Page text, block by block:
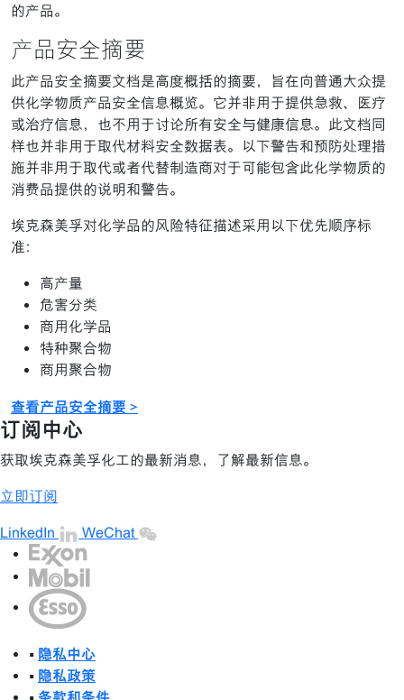
的产品。
产品安全摘要
此产品安全摘要文档是高度概括的摘要，旨在向普通大众提
供化学物质产品安全信息概览。它并非用于提供急救、医疗
或治疗信息，也不用于讨论所有安全与健康信息。此文档同
样也并非用于取代材料安全数据表。以下警告和预防处理措
施并非用于取代或者代替制造商对于可能包含此化学物质的
消费品提供的说明和警告。
埃克森美孚对化学品的风险特征描述采用以下优先顺序标
准：
高产量
危害分类
商用化学品
特种聚合物
商用聚合物
查看产品安全摘要 >
订阅中心
获取埃克森美孚化工的最新消息，了解最新信息。
立即订阅
LinkedIn WeChat
• 隐私中心
• 隐私政策